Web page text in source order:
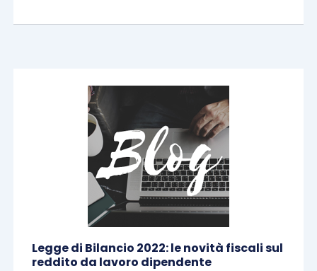
Legge di Bilancio 2022: le novità fiscali sul
reddito da lavoro dipendente